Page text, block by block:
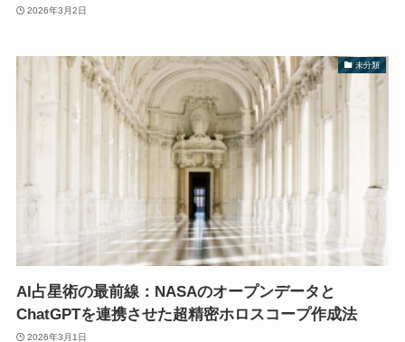
2026年3月2日
未分類
AI占星術の最前線：NASAのオープンデータと
ChatGPTを連携させた超精密ホロスコープ作成法
2026年3月1日